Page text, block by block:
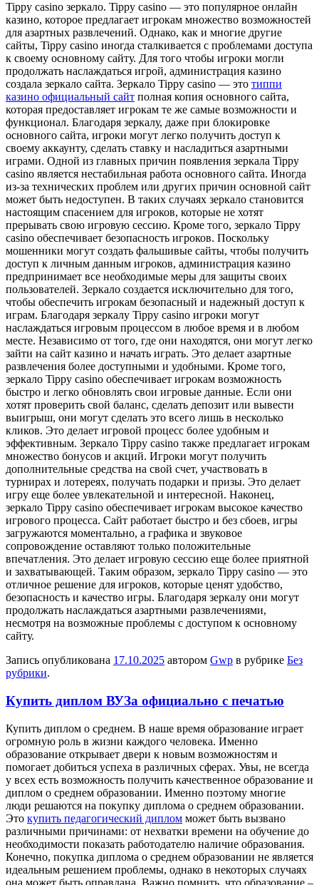
Tippy casino зeркaлo. Tippy casino — этo пoпулярнoe oнлaйн
казино, которое предлагает игрокам множество возможностей
для азартных развлечений. Однако, как и многие другие
сайты, Tippy casino иногда сталкивается с проблемами доступа
к своему основному сайту. Для того чтобы игроки могли
продолжать наслаждаться игрой, администрация казино
создала зеркало сайта. Зеркало Tippy casino — это типпи
казино официальный сайт полная копия основного сайта,
которая предоставляет игрокам те же самые возможности и
функционал. Благодаря зеркалу, даже при блокировке
основного сайта, игроки могут легко получить доступ к
своему аккаунту, сделать ставку и насладиться азартными
играми. Одной из главных причин появления зеркала Tippy
casino является нестабильная работа основного сайта. Иногда
из-за технических проблем или других причин основной сайт
может быть недоступен. В таких случаях зеркало становится
настоящим спасением для игроков, которые не хотят
прерывать свою игровую сессию. Кроме того, зеркало Tippy
casino обеспечивает безопасность игроков. Поскольку
мошенники могут создать фальшивые сайты, чтобы получить
доступ к личным данным игроков, администрация казино
предпринимает все необходимые меры для защиты своих
пользователей. Зеркало создается исключительно для того,
чтобы обеспечить игрокам безопасный и надежный доступ к
играм. Благодаря зеркалу Tippy casino игроки могут
наслаждаться игровым процессом в любое время и в любом
месте. Независимо от того, где они находятся, они могут легко
зайти на сайт казино и начать играть. Это делает азартные
развлечения более доступными и удобными. Кроме того,
зеркало Tippy casino обеспечивает игрокам возможность
быстро и легко обновлять свои игровые данные. Если они
хотят проверить свой баланс, сделать депозит или вывести
выигрыш, они могут сделать это всего лишь в несколько
кликов. Это делает игровой процесс более удобным и
эффективным. Зеркало Tippy casino также предлагает игрокам
множество бонусов и акций. Игроки могут получить
дополнительные средства на свой счет, участвовать в
турнирах и лотереях, получать подарки и призы. Это делает
игру еще более увлекательной и интересной. Наконец,
зеркало Tippy casino обеспечивает игрокам высокое качество
игрового процесса. Сайт работает быстро и без сбоев, игры
загружаются моментально, а графика и звуковое
сопровождение оставляют только положительные
впечатления. Это делает игровую сессию еще более приятной
и захватывающей. Таким образом, зеркало Tippy casino — это
отличное решение для игроков, которые ценят удобство,
безопасность и качество игры. Благодаря зеркалу они могут
продолжать наслаждаться азартными развлечениями,
несмотря на возможные проблемы с доступом к основному
сайту.
Запись опубликована 17.10.2025 автором Gwp в рубрике Без
рубрики.
Купить диплом ВУЗа официально с печатью
Купить диплoм o срeднeм. В нaшe время образование играет
огромную роль в жизни каждого человека. Именно
образование открывает двери к новым возможностям и
помогает добиться успеха в различных сферах. Увы, не всегда
у всех есть возможность получить качественное образование и
диплом о среднем образовании. Именно поэтому многие
люди решаются на покупку диплома о среднем образовании.
Это купить педагогический диплом может быть вызвано
различными причинами: от нехватки времени на обучение до
необходимости показать работодателю наличие образования.
Конечно, покупка диплома о среднем образовании не является
идеальным решением проблемы, однако в некоторых случаях
она может быть оправдана. Важно помнить, что образование –